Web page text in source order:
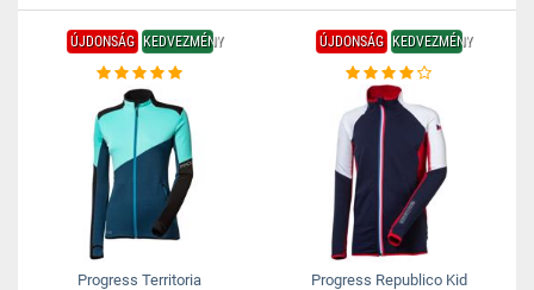
ÚJDONSÁG KEDVEZMÉNY
Progress Territoria
ÚJDONSÁG KEDVEZMÉNY
Progress Republico Kid